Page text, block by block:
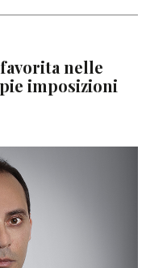
nelle
imposizioni